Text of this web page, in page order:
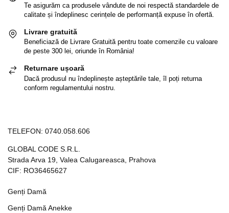
Te asigurăm ca produsele vândute de noi respectă standardele de
calitate și îndeplinesc cerințele de performanță expuse în ofertă.
Livrare gratuită
Beneficiază de Livrare Gratuită pentru toate comenzile cu valoare
de peste 300 lei, oriunde în România!
Returnare ușoară
Dacă produsul nu îndeplinește așteptările tale, îl poți returna
conform regulamentului nostru.
TELEFON: 0740.058.606
GLOBAL CODE S.R.L.
Strada Arva 19, Valea Calugareasca, Prahova
CIF: RO36465627
Genți Damă
Genți Damă Anekke